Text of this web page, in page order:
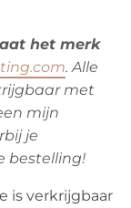
het merk
. Alle
met
mijn
je
bestelling!
is verkrijgbaar